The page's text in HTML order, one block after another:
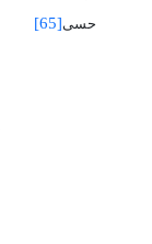
حسی[65]